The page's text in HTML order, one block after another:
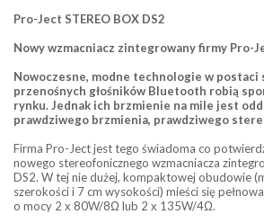
Pro-Ject STEREO BOX DS2
Nowy wzmacniacz zintegrowany firmy Pro-
Nowoczesne, modne technologie w postaci
przenośnych głośników Bluetooth robią
rynku. Jednak ich brzmienie na mile jest
prawdziwego brzmienia, prawdziwego
Firma Pro-Ject jest tego świadoma co
nowego stereofonicznego wzmacniacza
DS2. W tej nie dużej, kompaktowej obudowie
szerokości i 7 cm wysokości) mieści się
o mocy 2 x 80W/8Ω lub 2 x 135W/4Ω.